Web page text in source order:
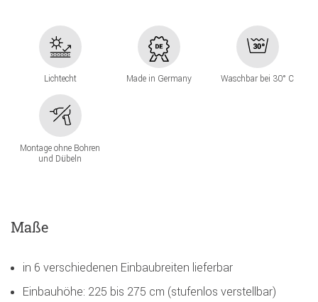
Lichtecht Made in Germany Waschbar bei 30° C
Montage ohne Bohren
und Dübeln
Maße
in 6 verschiedenen Einbaubreiten lieferbar
Einbauhöhe: 225 bis 275 cm (stufenlos verstellbar)